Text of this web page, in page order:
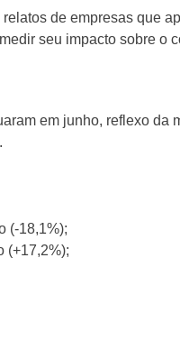
de empresas que
seu impacto sobre o
em junho, reflexo da
(-18,1%);
(+17,2%);